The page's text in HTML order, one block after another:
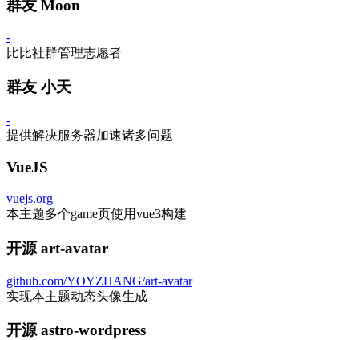
群友 Moon
-
比比社群管理志愿者
群友 小天
-
提供解决服务器加速诸多问题
VueJS
vuejs.org
本主题多个game页使用vue3构建
开源 art-avatar
github.com/YOYZHANG/art-avatar
实现本主题动态头像生成
开源 astro-wordpress